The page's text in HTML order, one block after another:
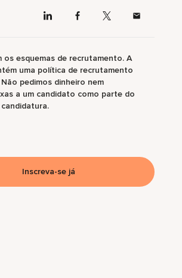
os esquemas de recrutamento. A
uma política de recrutamento
Não pedimos dinheiro nem
a um candidato como parte do
Inscreva-se já